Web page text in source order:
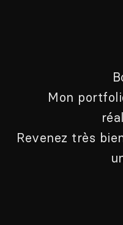
Mon
Revenez très